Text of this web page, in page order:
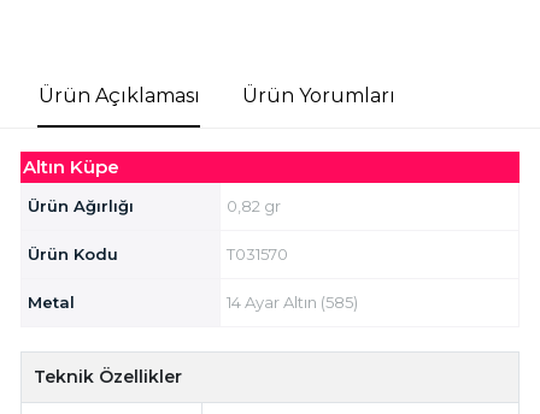
Ürün Açıklaması Ürün Yorumları
Altın Küpe
Ürün Ağırlığı 0,82 gr
Ürün Kodu T031570
Metal 14 Ayar Altın (585)
Teknik Özellikler